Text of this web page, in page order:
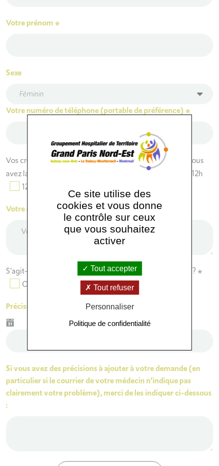
Votre prénom *
Sexe
Féminin
Votre numéro de téléphone (portable de préférence) *
Vos créneaux de disponibilité pour être contacté(e) – Vous
avez la possibilité de cocher plusieurs cases
9h – 12h
12h – 14h
Votre email
S'agit-il d'un premier rendez-vous dans cette spécialité ? *
Oui
Préciser la date du RDV à annuler ou à reporter
Si vous avez des précisions à ajouter à votre demande (en
particulier si le courrier de votre médecin n’indique pas
clairement votre problème), merci de les indiquer ci-dessous
:
Ce site utilise des
cookies et vous donne
le contrôle sur ceux
que vous souhaitez
activer
Tout accepter
Tout refuser
Personnaliser
Politique de confidentialité